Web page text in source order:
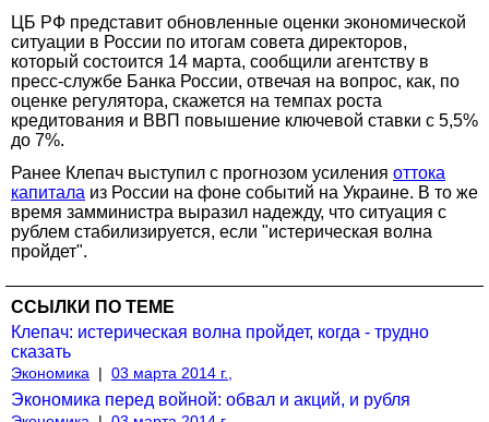
ЦБ РФ представит обновленные оценки экономической
ситуации в России по итогам совета директоров,
который состоится 14 марта, сообщили агентству в
пресс-службе Банка России, отвечая на вопрос, как, по
оценке регулятора, скажется на темпах роста
кредитования и ВВП повышение ключевой ставки с 5,5%
до 7%.
Ранее Клепач выступил с прогнозом усиления оттока
капитала из России на фоне событий на Украине. В то же
время замминистра выразил надежду, что ситуация с
рублем стабилизируется, если "истерическая волна
пройдет".
ССЫЛКИ ПО ТЕМЕ
Клепач: истерическая волна пройдет, когда - трудно
сказать
Экономика | 03 марта 2014 г.,
Экономика перед войной: обвал и акций, и рубля